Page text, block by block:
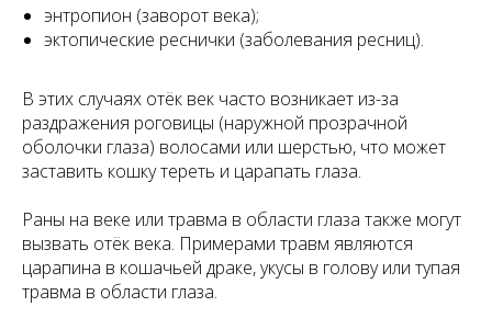
энтропион (заворот века);
эктопические реснички (заболевания ресниц).
В этих случаях отёк век часто возникает из-за
раздражения роговицы (наружной прозрачной
оболочки глаза) волосами или шерстью, что может
заставить кошку тереть и царапать глаза.
Раны на веке или травма в области глаза также могут
вызвать отёк века. Примерами травм являются
царапина в кошачьей драке, укусы в голову или тупая
травма в области глаза.